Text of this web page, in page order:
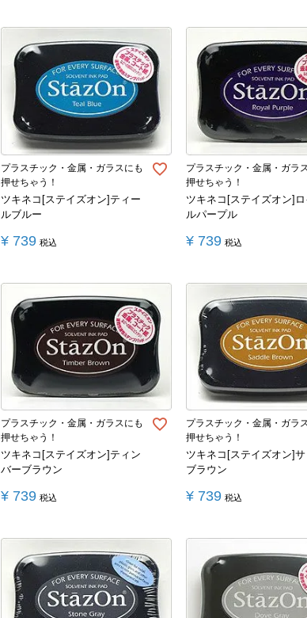
プラスチック・金属・ガラスにも
押せちゃう！
ツキネコ[ステイズオン]ティー
ルブルー
¥ 739 税込
プラスチック・金属・ガラ
押せちゃう！
ツキネコ[ステイズオン]ロ
ルパープル
¥ 739 税込
プラスチック・金属・ガラスにも
押せちゃう！
ツキネコ[ステイズオン]ティン
バーブラウン
¥ 739 税込
プラスチック・金属・ガラ
押せちゃう！
ツキネコ[ステイズオン]
ブラウン
¥ 739 税込